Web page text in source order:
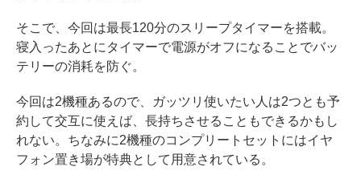
そこで、今回は最長120分のスリープタイマーを搭載。
寝入ったあとにタイマーで電源がオフになることでバッ
テリーの消耗を防ぐ。
今回は2機種あるので、ガッツリ使いたい人は2つとも予
約して交互に使えば、長持ちさせることもできるかもし
れない。ちなみに2機種のコンプリートセットにはイヤ
フォン置き場が特典として用意されている。